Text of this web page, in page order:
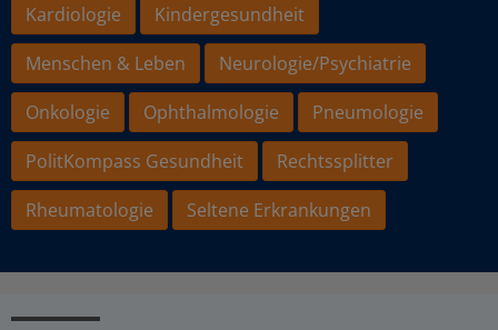
Kardiologie
Kindergesundheit
Menschen & Leben
Neurologie/Psychiatrie
Onkologie
Ophthalmologie
Pneumologie
PolitKompass Gesundheit
Rechtssplitter
Rheumatologie
Seltene Erkrankungen